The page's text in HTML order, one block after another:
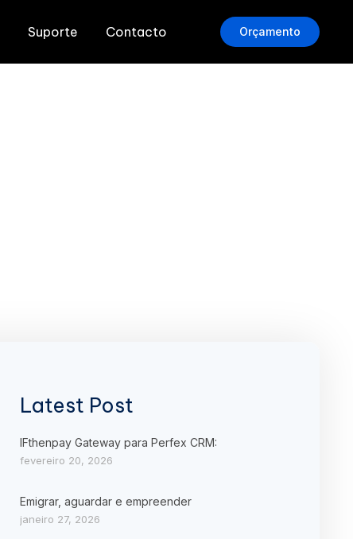
Suporte Contacto Orçamento
Latest Post
IFthenpay Gateway para Perfex CRM:
fevereiro 20, 2026
Emigrar, aguardar e empreender
janeiro 27, 2026